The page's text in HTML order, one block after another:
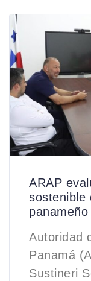
ARAP
sostenible
panameño
Autoridad
Panamá
Sustineri